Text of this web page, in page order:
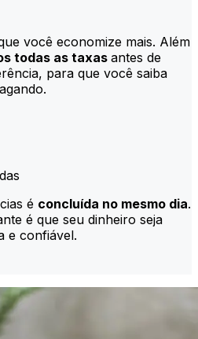
você economize mais. Além
todas as taxas antes de
para que você saiba
é concluída no mesmo dia.
é que seu dinheiro seja
e confiável.